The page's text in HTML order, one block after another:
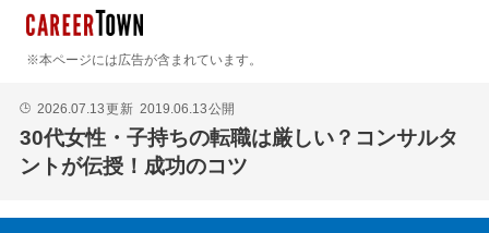
※本ページには広告が含まれています。
🕒 2026.07.13更新 2019.06.13公開
30代女性・子持ちの転職は厳しい？コンサルタ
ントが伝授！成功のコツ